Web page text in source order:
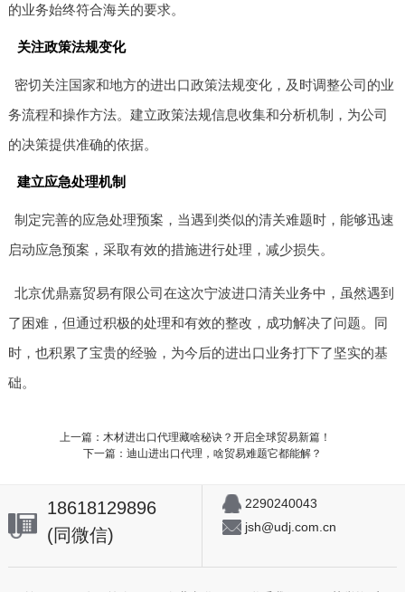
的业务始终符合海关的要求。
关注政策法规变化
密切关注国家和地方的进出口政策法规变化，及时调整公司的业
务流程和操作方法。建立政策法规信息收集和分析机制，为公司
的决策提供准确的依据。
建立应急处理机制
制定完善的应急处理预案，当遇到类似的清关难题时，能够迅速
启动应急预案，采取有效的措施进行处理，减少损失。
北京优鼎嘉贸易有限公司在这次宁波进口清关业务中，虽然遇到
了困难，但通过积极的处理和有效的整改，成功解决了问题。同
时，也积累了宝贵的经验，为今后的进出口业务打下了坚实的基
础。
上一篇：木材进出口代理藏啥秘诀？开启全球贸易新篇！
下一篇：迪山进出口代理，啥贸易难题它都能解？
18618129896
(同微信)
2290240043
jsh@udj.com.cn